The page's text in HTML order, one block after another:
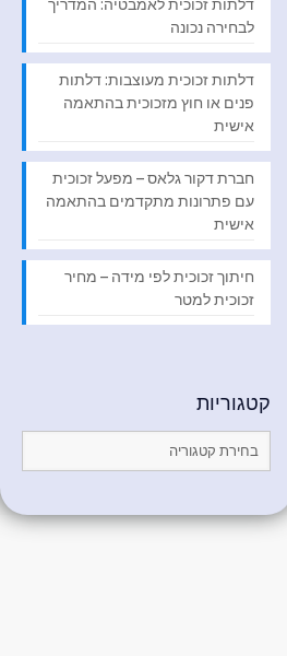
דלתות זכוכית לאמבטיה: המדריך
לבחירה נכונה
דלתות זכוכית מעוצבות: דלתות
פנים או חוץ מזכוכית בהתאמה
אישית
חברת דקור גלאס – מפעל זכוכית
עם פתרונות מתקדמים בהתאמה
אישית
חיתוך זכוכית לפי מידה – מחיר
זכוכית למטר
קטגוריות